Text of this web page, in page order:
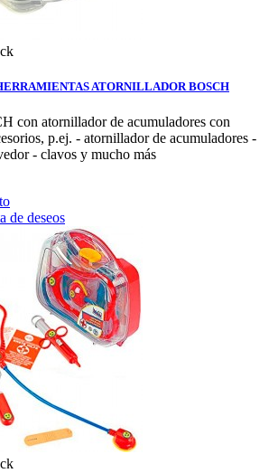
ATORNILLADOR BOSCH
con atornillador de acumuladores con
p.ej. - atornillador de acumuladores -
- clavos y mucho más
de deseos